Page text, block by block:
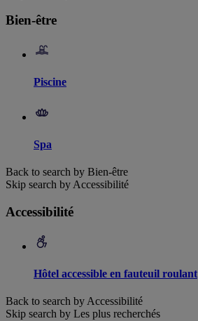
Bien-être
Piscine
Spa
Back to search by Bien-être
Skip search by Accessibilité
Accessibilité
Hôtel accessible en fauteuil roulant
Back to search by Accessibilité
Skip search by Les plus recherchés